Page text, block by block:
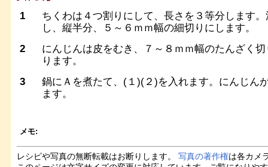
1
ちくわは４つ割りにして、長さを３等分します
し、縦半分、５～６ｍｍ幅の細切りにします。
2
にんじんは皮をむき、７～８ｍｍ幅のたんざく
ります。
3
鍋にＡを煮たて、(１)(２)を入れます。にんじん
ます。
メモ:
レシピや写真の無断転載はお断りします。 写真の著作権は各カメ